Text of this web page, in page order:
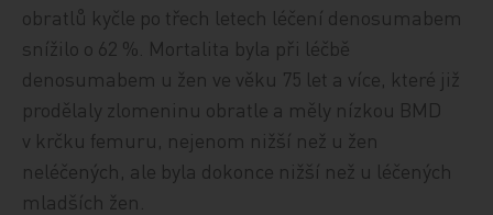
obratlů kyčle po třech letech léčení denosumabem
snížilo o 62 %. Mortalita byla při léčbě
denosumabem u žen ve věku 75 let a více, které již
prodělaly zlomeninu obratle a měly nízkou BMD
v krčku femuru, nejenom nižší než u žen
neléčených, ale byla dokonce nižší než u léčených
mladších žen.